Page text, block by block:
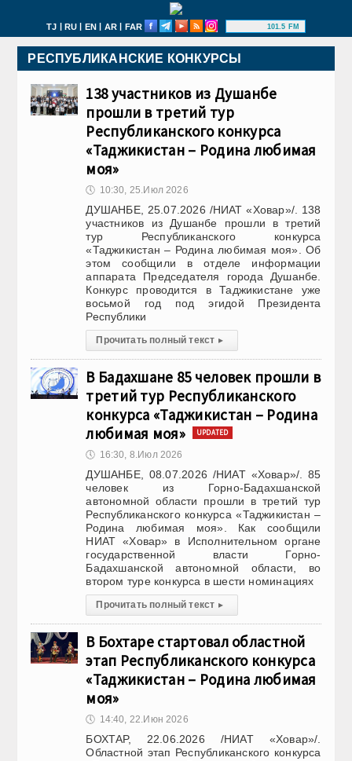
TJ | RU | EN | AR | FAR 101.5 FM
РЕСПУБЛИКАНСКИЕ КОНКУРСЫ
138 участников из Душанбе
прошли в третий тур
Республиканского конкурса
«Таджикистан – Родина любимая
моя»
🕔 10:30, 25.Июл 2026
ДУШАНБЕ, 25.07.2026 /НИАТ «Ховар»/. 138
участников из Душанбе прошли в третий
тур Республиканского конкурса
«Таджикистан – Родина любимая моя». Об
этом сообщили в отделе информации
аппарата Председателя города Душанбе.
Конкурс проводится в Таджикистане уже
восьмой год под эгидой Президента
Республики
Прочитать полный текст ▸
В Бадахшане 85 человек прошли в
третий тур Республиканского
конкурса «Таджикистан – Родина
любимая моя»
UPDATED
🕔 16:30, 8.Июл 2026
ДУШАНБЕ, 08.07.2026 /НИАТ «Ховар»/. 85
человек из Горно-Бадахшанской
автономной области прошли в третий тур
Республиканского конкурса «Таджикистан –
Родина любимая моя». Как сообщили
НИАТ «Ховар» в Исполнительном органе
государственной власти Горно-
Бадахшанской автономной области, во
втором туре конкурса в шести номинациях
Прочитать полный текст ▸
В Бохтаре стартовал областной
этап Республиканского конкурса
«Таджикистан – Родина любимая
моя»
🕔 14:40, 22.Июн 2026
БОХТАР, 22.06.2026 /НИАТ «Ховар»/.
Областной этап Республиканского конкурса